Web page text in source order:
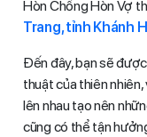
Hòn Chồng Hòn Vợ
Trang, tỉnh Khánh
Đến đây, bạn sẽ
thuật của thiên
lên nhau tạo nên
cũng có thể tận